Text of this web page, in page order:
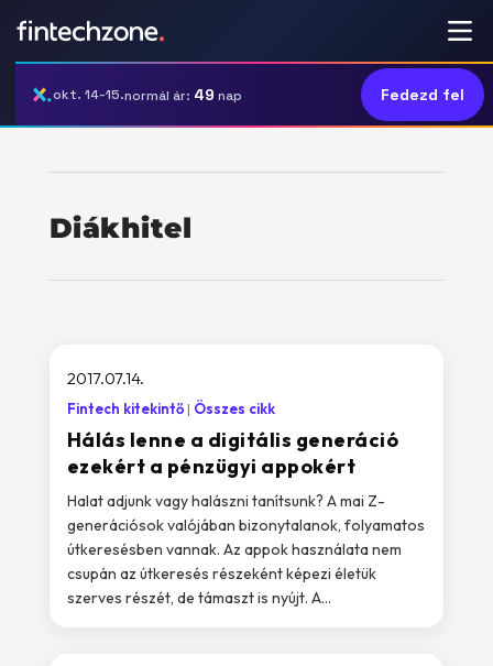
okt. 14-15.normál ár: 49 nap Fedezd fel
Diákhitel
Hálás lenne a digitális generáció
ezekért a pénzügyi appokért
2017.07.14.
Fintech kitekintő Összes cikk
Halat adjunk vagy halászni tanítsunk? A mai Z-
generációsok valójában bizonytalanok, folyamatos
útkeresésben vannak. Az appok használata nem
csupán az útkeresés részeként képezi életük
szerves részét, de támaszt is nyújt. A...